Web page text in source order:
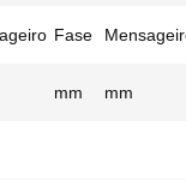
Fase
mm mm